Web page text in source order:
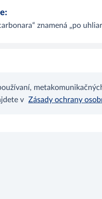
znamená „po
v Zásady ochrany